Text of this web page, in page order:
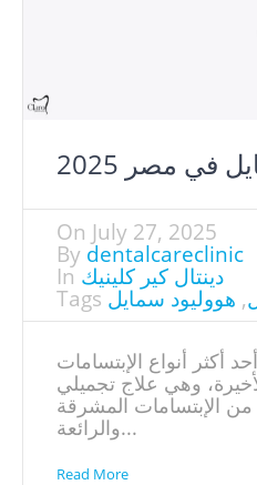
مصر​ 2025
On July 27, 2025
By dentalcareclinic
In دينتال كير كلينيك
Tags , هووليود سمايل
أكثر أنواع الإبتسامات
وهي علاج تجميلي
الإبتسامات المشرقة
والرائعة...
Read More